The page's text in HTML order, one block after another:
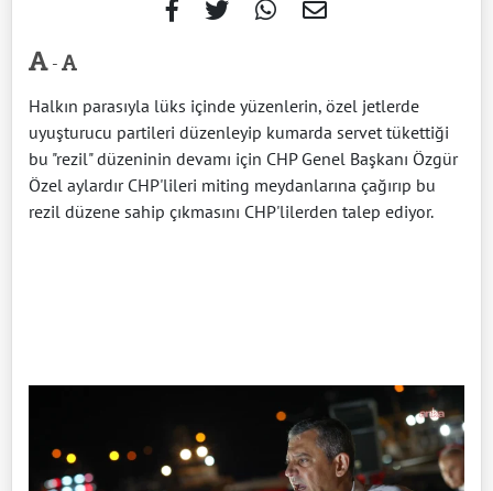
-
Halkın parasıyla lüks içinde yüzenlerin, özel jetlerde
uyuşturucu partileri düzenleyip kumarda servet tükettiği
bu "rezil" düzeninin devamı için CHP Genel Başkanı Özgür
Özel aylardır CHP'lileri miting meydanlarına çağırıp bu
rezil düzene sahip çıkmasını CHP'lilerden talep ediyor.